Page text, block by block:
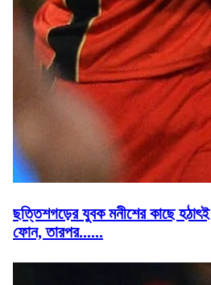
ছত্তিশগড়ের যুবক মনীশের কাছে হঠাৎই
ফোন, তারপর......